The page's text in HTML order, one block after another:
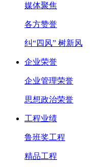
媒体聚焦
各方赞誉
纠“四风” 树新风
企业荣誉
企业管理荣誉
思想政治荣誉
工程业绩
鲁班奖工程
精品工程